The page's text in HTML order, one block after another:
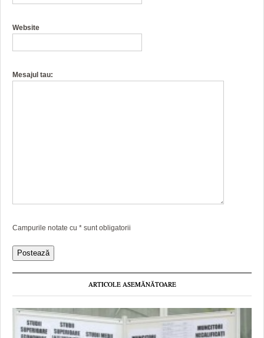
Website
Mesajul tau:
Campurile notate cu * sunt obligatorii
ARTICOLE ASEMĂNĂTOARE